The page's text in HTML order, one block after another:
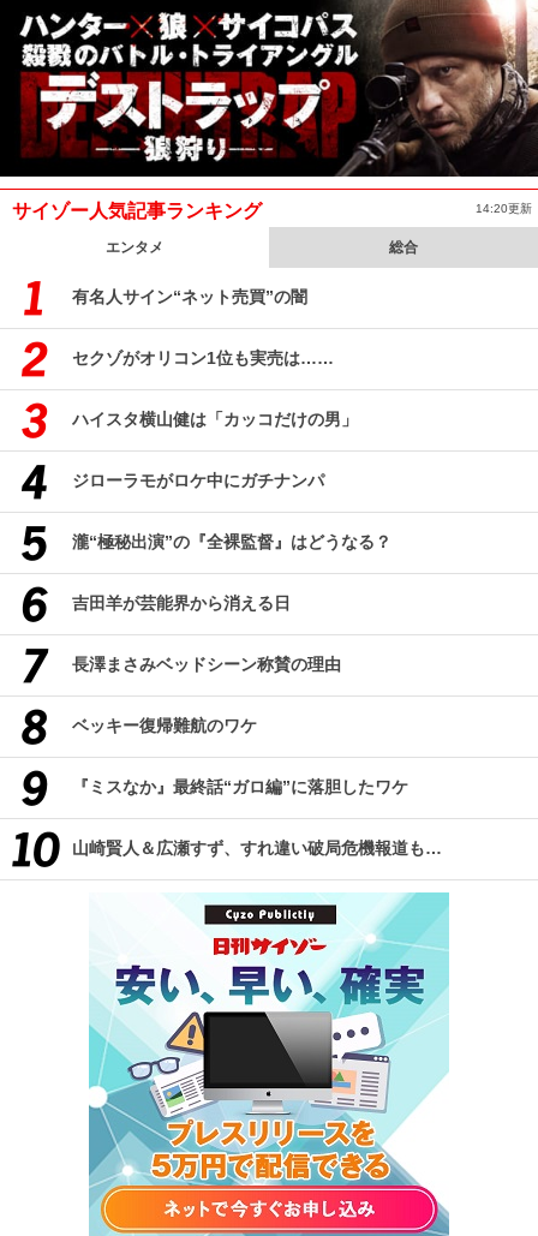
サイゾー人気記事ランキング 14:20更新
エンタメ 総合
有名人サイン“ネット売買”の闇
セクゾがオリコン1位も実売は……
ハイスタ横山健は「カッコだけの男」
ジローラモがロケ中にガチナンパ
瀧“極秘出演”の『全裸監督』はどうなる？
吉田羊が芸能界から消える日
長澤まさみベッドシーン称賛の理由
ベッキー復帰難航のワケ
『ミスなか』最終話“ガロ編”に落胆したワケ
山崎賢人＆広瀬すず、すれ違い破局危機報道も…